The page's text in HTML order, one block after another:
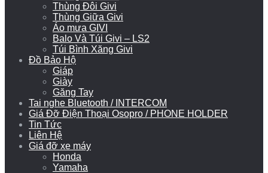
Thùng Đôi Givi
Thùng Giữa Givi
Áo mưa GIVI
Balo Và Túi Givi – LS2
Túi Bình Xăng Givi
Đồ Bảo Hộ
Giáp
Giày
Găng Tay
Tai nghe Bluetooth / INTERCOM
Giá Đỡ Điện Thoại Osopro / PHONE HOLDER
Tin Tức
Liên Hệ
Giá đỡ xe máy
Honda
Yamaha